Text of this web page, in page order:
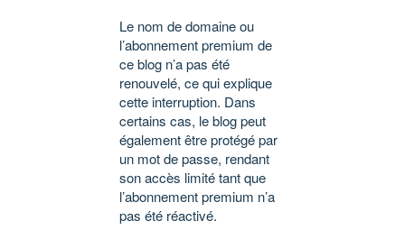
Le nom de domaine ou
l’abonnement premium de
ce blog n’a pas été
renouvelé, ce qui explique
cette interruption. Dans
certains cas, le blog peut
également être protégé par
un mot de passe, rendant
son accès limité tant que
l’abonnement premium n’a
pas été réactivé.